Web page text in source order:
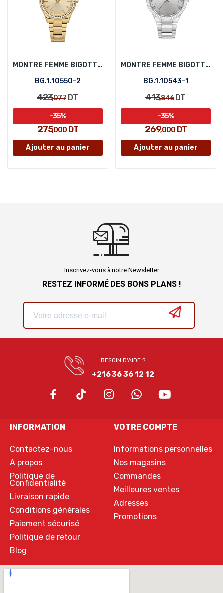
MONTRE FEMME BIGOTTI BG.1.10550-2
BG.1.10550-2
423,077DT
275,000 DT
-35%
Ajouter au panier
MONTRE FEMME BIGOTTI BG.1.10543-1
BG.1.10543-1
413,846DT
269,000 DT
-35%
Ajouter au panier
Inscrivez-vous à notre Newsletter
RESTEZ INFORMÉ DES BONS PLANS !
BESOIN D'AIDE ?
+216 36 36 12 12
INFORMATION
Contactez-nous
A propos
Politique de
Confidentialité
Livraison rapide
Conditions générales
Paiement sécurisé
Politique de retour
Blog
VOTRE COMPTE
Informations personnelles
Nos magasins
Commandes
Meilleures ventes
Adresses
Promotions